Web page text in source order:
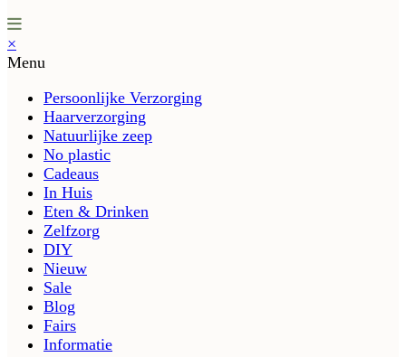
×
Menu
Persoonlijke Verzorging
Haarverzorging
Natuurlijke zeep
No plastic
Cadeaus
In Huis
Eten & Drinken
Zelfzorg
DIY
Nieuw
Sale
Blog
Fairs
Informatie